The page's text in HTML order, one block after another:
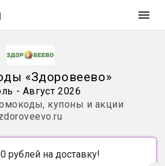
«Здоровеево»
- Август 2026
купоны и акции
рублей на доставку!